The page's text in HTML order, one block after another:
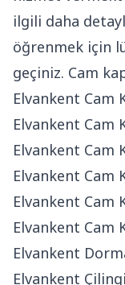
ilgili daha
öğrenmek için
geçiniz. Cam
Elvankent Cam
Elvankent Cam
Elvankent Cam
Elvankent Cam
Elvankent Cam
Elvankent Cam
Elvankent
Elvankent